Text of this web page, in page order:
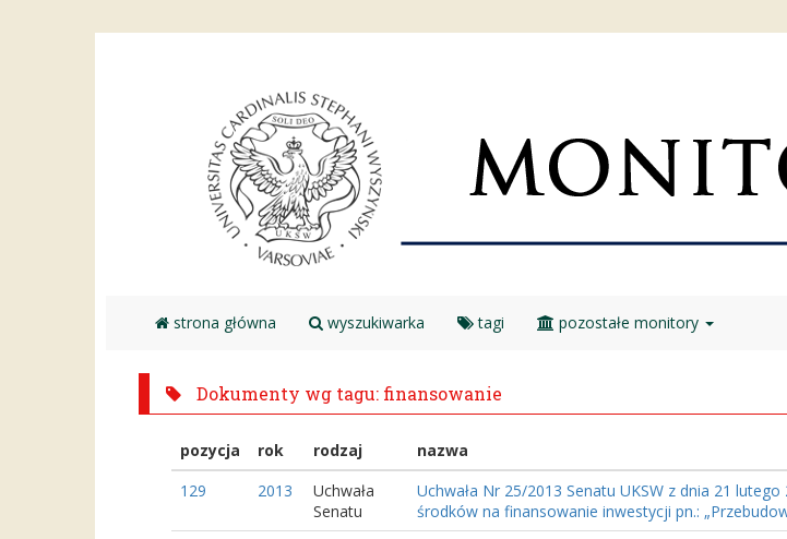
strona główna wyszukiwarka tagi pozostałe monitory
Dokumenty wg tagu: finansowanie
pozycja rok rodzaj nazwa
129
2013
Uchwała
Senatu
Uchwała Nr 25/2013 Senatu UKSW z dnia 21
środków na finansowanie inwestycji pn.: